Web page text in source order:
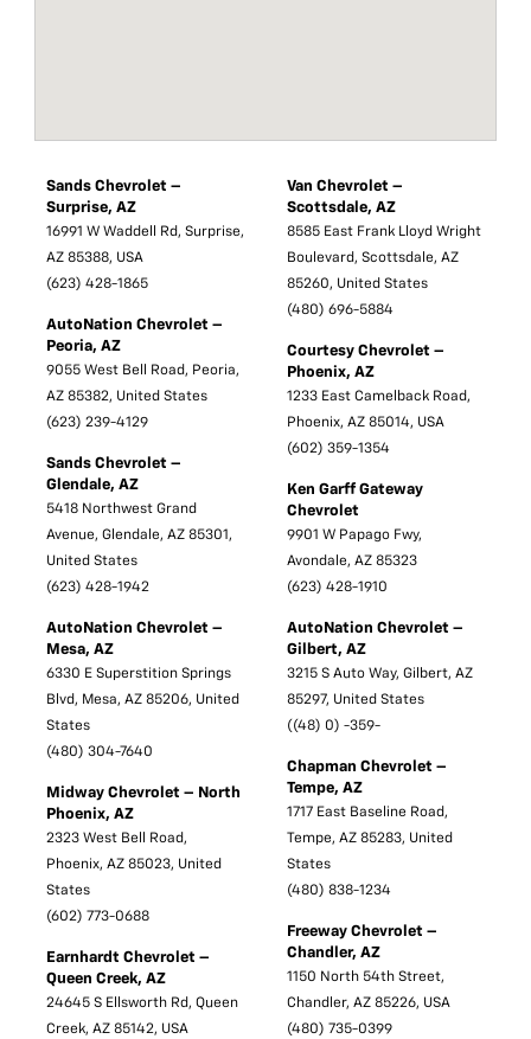
Sands Chevrolet –
Surprise, AZ
16991 W Waddell Rd, Surprise,
AZ 85388, USA
(623) 428-1865
AutoNation Chevrolet –
Peoria, AZ
9055 West Bell Road, Peoria,
AZ 85382, United States
(623) 239-4129
Sands Chevrolet –
Glendale, AZ
5418 Northwest Grand
Avenue, Glendale, AZ 85301,
United States
(623) 428-1942
AutoNation Chevrolet –
Mesa, AZ
6330 E Superstition Springs
Blvd, Mesa, AZ 85206, United
States
(480) 304-7640
Midway Chevrolet – North
Phoenix, AZ
2323 West Bell Road,
Phoenix, AZ 85023, United
States
(602) 773-0688
Earnhardt Chevrolet –
Queen Creek, AZ
24645 S Ellsworth Rd, Queen
Creek, AZ 85142, USA
Van Chevrolet –
Scottsdale, AZ
8585 East Frank Lloyd Wright
Boulevard, Scottsdale, AZ
85260, United States
(480) 696-5884
Courtesy Chevrolet –
Phoenix, AZ
1233 East Camelback Road,
Phoenix, AZ 85014, USA
(602) 359-1354
Ken Garff Gateway
Chevrolet
9901 W Papago Fwy,
Avondale, AZ 85323
(623) 428-1910
AutoNation Chevrolet –
Gilbert, AZ
3215 S Auto Way, Gilbert, AZ
85297, United States
((48) 0) -359-
Chapman Chevrolet –
Tempe, AZ
1717 East Baseline Road,
Tempe, AZ 85283, United
States
(480) 838-1234
Freeway Chevrolet –
Chandler, AZ
1150 North 54th Street,
Chandler, AZ 85226, USA
(480) 735-0399